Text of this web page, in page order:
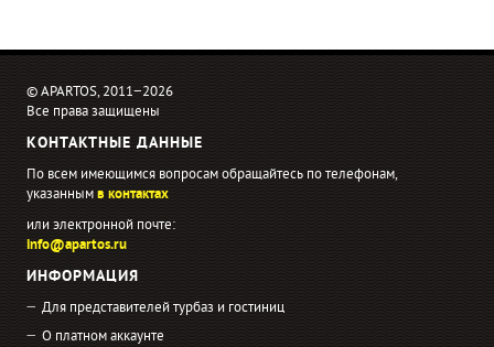
© APARTOS, 2011−2026
Все права защищены
КОНТАКТНЫЕ ДАННЫЕ
По всем имеющимся вопросам обращайтесь по телефонам,
указаннымв контактах
или электронной почте:
info@apartos.ru
ИНФОРМАЦИЯ
Для представителей турбаз и гостиниц
О платном аккаунте